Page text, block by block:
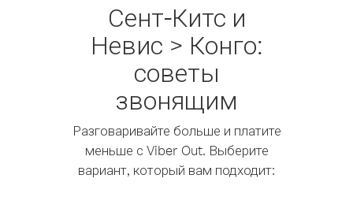
Сент-Китс и
Невис > Конго:
советы
звонящим
Разговаривайте больше и платите
меньше с Viber Out. Выберите
вариант, который вам подходит: